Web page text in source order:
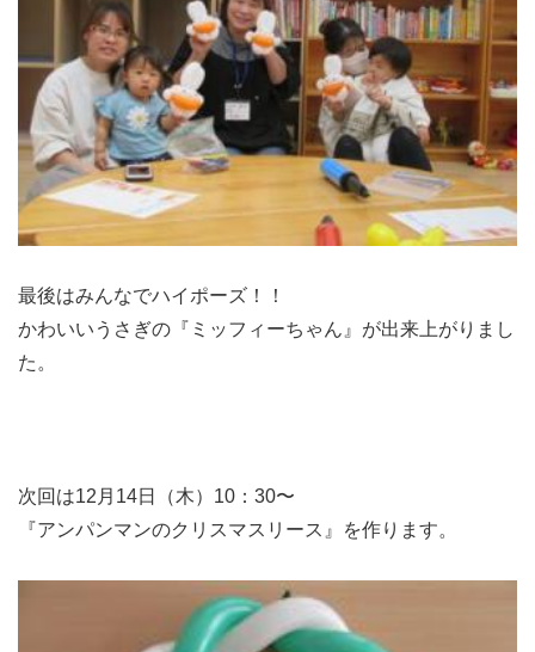
最後はみんなでハイポーズ！！
かわいいうさぎの『ミッフィーちゃん』が出来上がりまし
た。
次回は12月14日（木）10：30〜
『アンパンマンのクリスマスリース』を作ります。